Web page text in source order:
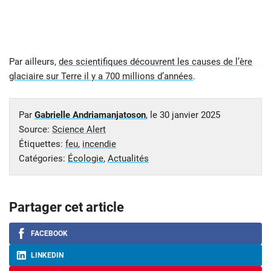
Par ailleurs, des scientifiques découvrent les causes de l’ère
glaciaire sur Terre il y a 700 millions d’années.
Par Gabrielle Andriamanjatoson, le 30 janvier 2025
Source: Science Alert
Étiquettes: feu, incendie
Catégories: Écologie, Actualités
Partager cet article
FACEBOOK
LINKEDIN